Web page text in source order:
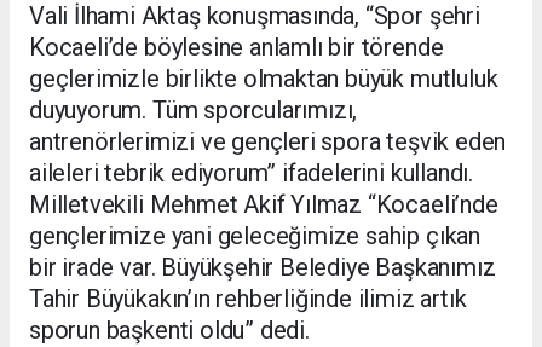
Vali İlhami Aktaş konuşmasında, “Spor şehri
Kocaeli’de böylesine anlamlı bir törende
geçlerimizle birlikte olmaktan büyük mutluluk
duyuyorum. Tüm sporcularımızı,
antrenörlerimizi ve gençleri spora teşvik eden
aileleri tebrik ediyorum” ifadelerini kullandı.
Milletvekili Mehmet Akif Yılmaz “Kocaeli’nde
gençlerimize yani geleceğimize sahip çıkan
bir irade var. Büyükşehir Belediye Başkanımız
Tahir Büyükakın’ın rehberliğinde ilimiz artık
sporun başkenti oldu” dedi.